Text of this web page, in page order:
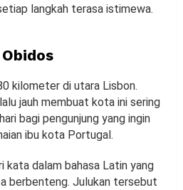
langkah terasa istimewa.
kilometer di utara Lisbon.
jauh membuat kota ini sering
bagi pengunjung yang ingin
ibu kota Portugal.
kata dalam bahasa Latin yang
berbenteng. Julukan tersebut